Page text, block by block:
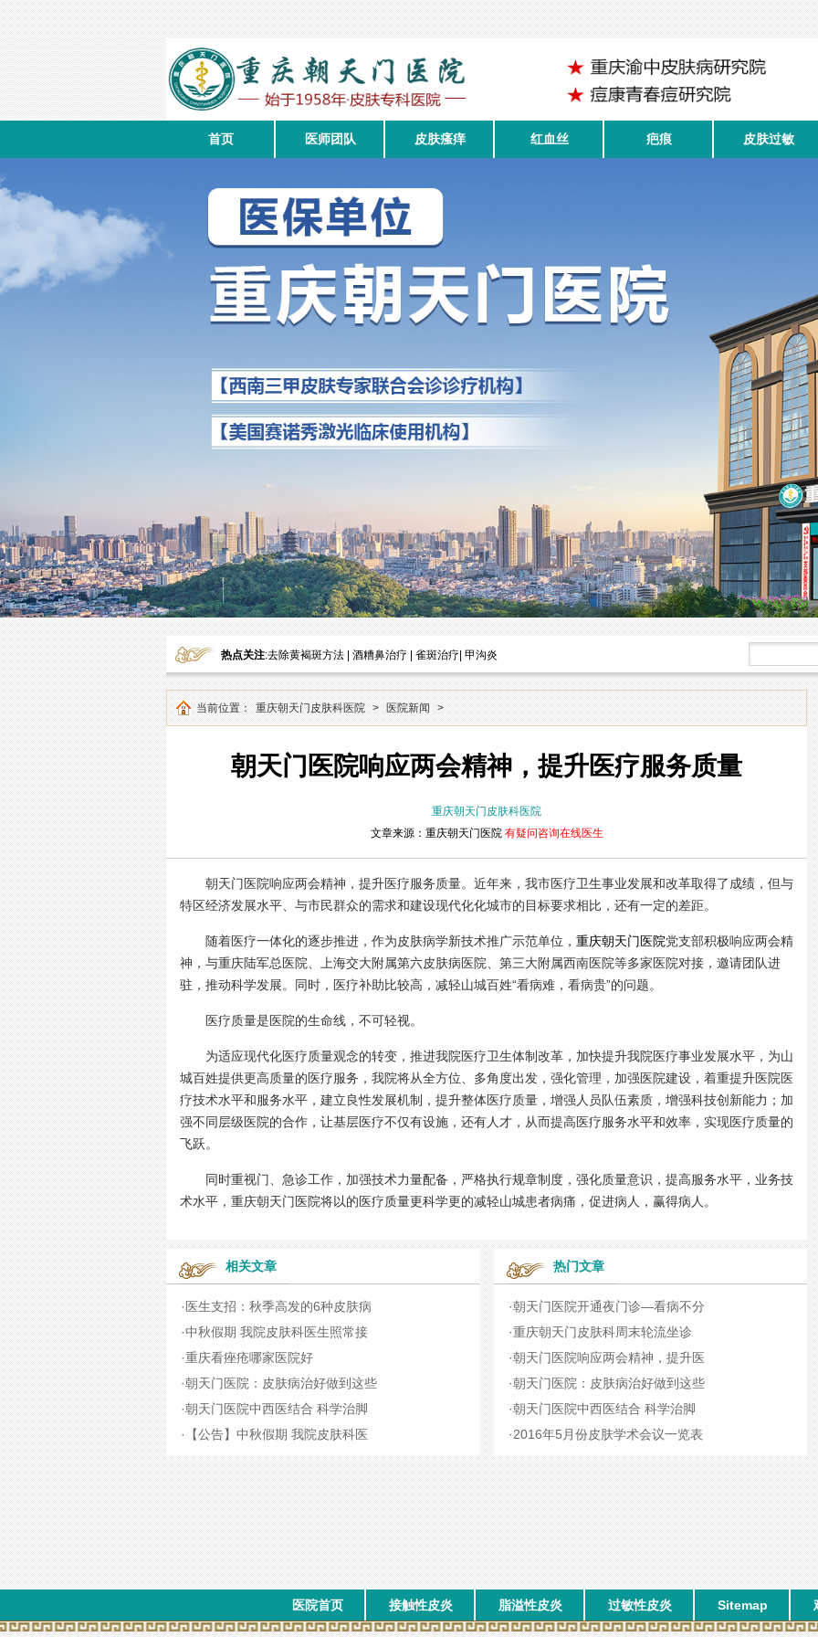
首页 医师团队 皮肤瘙痒 红血丝 疤痕 皮肤过敏
热点关注:去除黄褐斑方法 | 酒糟鼻治疗 | 雀斑治疗| 甲沟炎
当前位置： 重庆朝天门皮肤科医院 > 医院新闻 >
朝天门医院响应两会精神，提升医疗服务质量
重庆朝天门皮肤科医院
文章来源：重庆朝天门医院 有疑问咨询在线医生
朝天门医院响应两会精神，提升医疗服务质量。 近年来，我市医疗卫生事业发展和改革取得了成绩，但与
特区经济发展水平、与市民群众的需求和建设现代化化城市的目标要求相比，还有一定的差距。
随着医疗一体化的逐步推进，作为皮肤病学新技术推广示范单位， 重庆朝天门医院党支部积极响应两会精
神，与重庆陆军总医院、上海交大附属第六皮肤病医院、第三大附属西南医院等多家医院对接，邀请团队进
驻，推动科学发展。同时，医疗补助比较高，减轻山城百姓“看病难，看病贵”的问题。
医疗质量是医院的生命线，不可轻视。
为适应现代化医疗质量观念的转变，推进我院医疗卫生体制改革，加快提升我院医疗事业发展水平，为山
城百姓提供更高质量的医疗服务，我院将从全方位、多角度出发，强化管理，加强医院建设，着重提升医院医
疗技术水平和服务水平，建立良性发展机制，提升整体医疗质量，增强人员队伍素质，增强科技创新能力；加
强不同层级医院的合作，让基层医疗不仅有设施，还有人才，从而提高医疗服务水平和效率，实现医疗质量的
飞跃。
同时重视门、急诊工作，加强技术力量配备，严格执行规章制度，强化质量意识，提高服务水平，业务技
术水平，重庆朝天门医院将以的医疗质量更科学更的减轻山城患者病痛，促进病人，赢得病人。
相关文章
·医生支招：秋季高发的6种皮肤病
·中秋假期 我院皮肤科医生照常接
·重庆看痤疮哪家医院好
·朝天门医院：皮肤病治好做到这些
·朝天门医院中西医结合 科学治脚
·
【公告】中秋假期 我院皮肤科医
热门文章
·朝天门医院开通夜门诊—看病不分
·重庆朝天门皮肤科周末轮流坐诊
·朝天门医院响应两会精神，提升医
·朝天门医院：皮肤病治好做到这些
·朝天门医院中西医结合 科学治脚
·2016年5月份皮肤学术会议一览表
医院首页 接触性皮炎 脂溢性皮炎 过敏性皮炎 Sitemap